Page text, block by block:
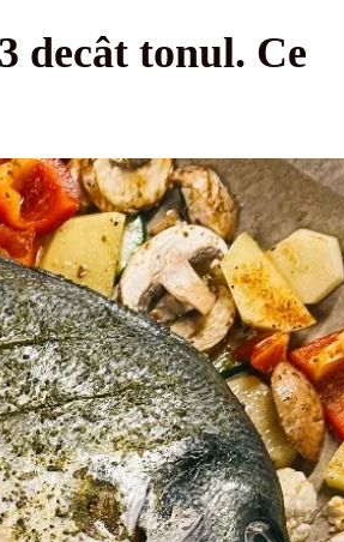
decât tonul. Ce